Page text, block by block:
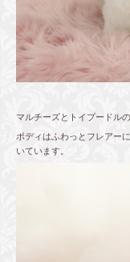
マルチーズとトイプードル
ボディはふわっとフレアー
いています。